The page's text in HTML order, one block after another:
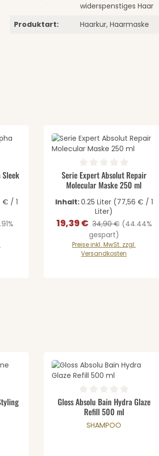
widerspenstiges Haar
Produktart:
Haarkur, Haarmaske
Wert ein oder benutze
Gib den gewünschten
von 0 von 5 Sternen
€ / 1
Produkt
Durchschnittliche Bewertung
Serie Expert Absolut Repair
Molecular Maske 250 ml
Inhalt:0.25 Liter (77,56 € / 1
Liter)
Verkaufspreis:
19,39 € Regulärer Preis:
34,90 € (44.44%
gespart)
Preise inkl. MwSt. zzgl.
Versandkosten
Gib den gewünschten
von 0 von 5 SternenProdukt Anzahl:
Durchschnittliche Bewertung
Gloss Absolu Bain Hydra Glaze
Refill 500 ml
SHAMPOO